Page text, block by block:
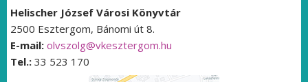
Helischer József Városi Könyvtár
2500 Esztergom, Bánomi út 8.
E-mail: olvszolg@vkesztergom.hu
Tel.: 33 523 170